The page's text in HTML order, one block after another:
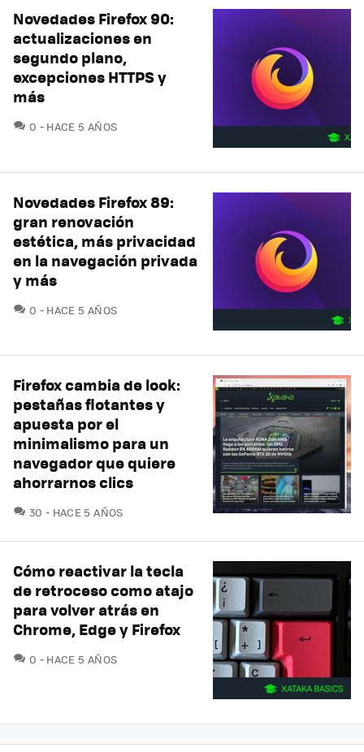
Novedades Firefox 90:
actualizaciones en
segundo plano,
excepciones HTTPS y
más
0 COMENTARIOS
HACE 5 AÑOS
Novedades Firefox 89:
gran renovación
estética, más privacidad
en la navegación privada
y más
0 COMENTARIOS
HACE 5 AÑOS
Firefox cambia de look:
pestañas flotantes y
apuesta por el
minimalismo para un
navegador que quiere
ahorrarnos clics
30 COMENTARIOS
HACE 5 AÑOS
Cómo reactivar la tecla
de retroceso como atajo
para volver atrás en
Chrome, Edge y Firefox
0 COMENTARIOS
HACE 5 AÑOS